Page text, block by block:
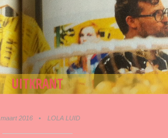
UITKRANT
2016 • LOLA LUID